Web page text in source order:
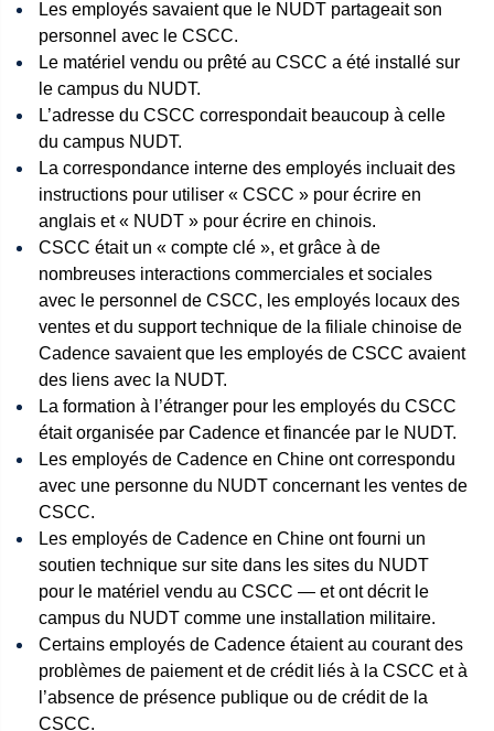
Les employés savaient que le NUDT partageait son
personnel avec le CSCC.
Le matériel vendu ou prêté au CSCC a été installé sur
le campus du NUDT.
L’adresse du CSCC correspondait beaucoup à celle
du campus NUDT.
La correspondance interne des employés incluait des
instructions pour utiliser « CSCC » pour écrire en
anglais et « NUDT » pour écrire en chinois.
CSCC était un « compte clé », et grâce à de
nombreuses interactions commerciales et sociales
avec le personnel de CSCC, les employés locaux des
ventes et du support technique de la filiale chinoise de
Cadence savaient que les employés de CSCC avaient
des liens avec la NUDT.
La formation à l’étranger pour les employés du CSCC
était organisée par Cadence et financée par le NUDT.
Les employés de Cadence en Chine ont correspondu
avec une personne du NUDT concernant les ventes de
CSCC.
Les employés de Cadence en Chine ont fourni un
soutien technique sur site dans les sites du NUDT
pour le matériel vendu au CSCC — et ont décrit le
campus du NUDT comme une installation militaire.
Certains employés de Cadence étaient au courant des
problèmes de paiement et de crédit liés à la CSCC et à
l’absence de présence publique ou de crédit de la
CSCC.